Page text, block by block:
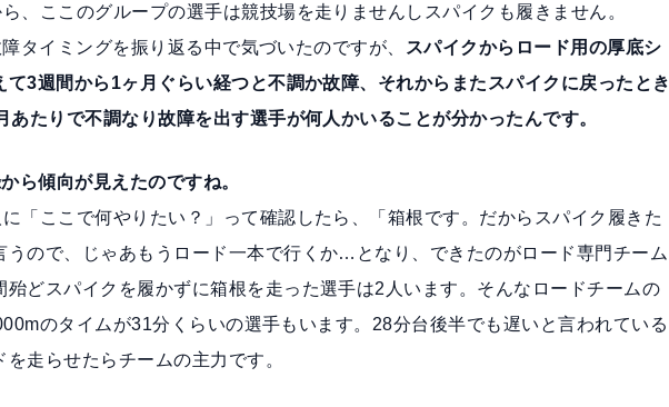
、ここのグループの選手は競技場を走りませんしスパイクも履きません。
タイミングを振り返る中で気づいたのですが、
スパイクからロード用の厚底シ
て3週間から1ヶ月ぐらい経つと不調か故障、それからまたスパイクに戻ったとき
あたりで不調なり故障を出す選手が何人かいることが分かったんです。
ら傾向が見えたのですね。
「ここで何やりたい？」って確認したら、「箱根です。だからスパイク履きた
うので、じゃあもうロード一本で行くか…となり、できたのがロード専門チーム
殆どスパイクを履かずに箱根を走った選手は2人います。そんなロードチームの
のタイムが31分くらいの選手もいます。28分台後半でも遅いと言われている
走らせたらチームの主力です。